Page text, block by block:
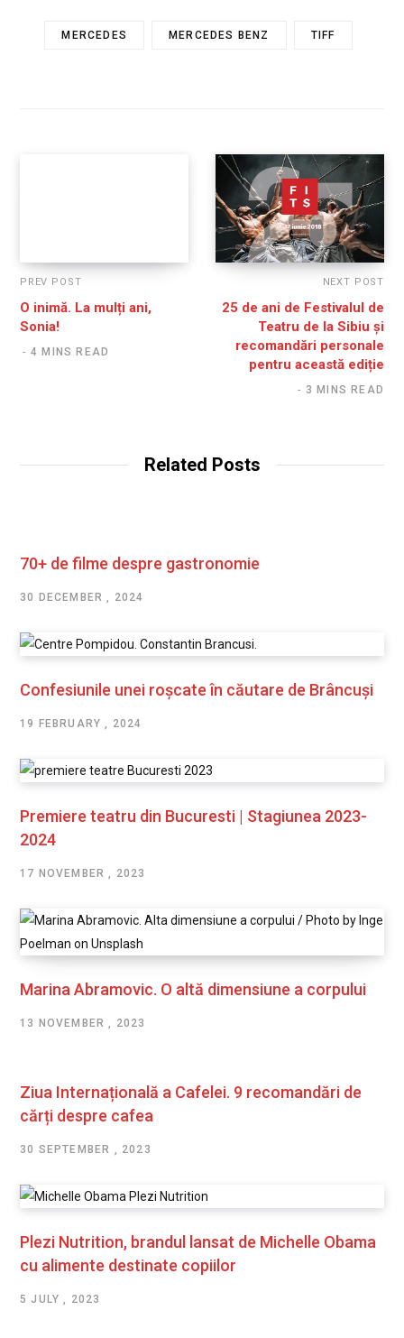
MERCEDES MERCEDES BENZ TIFF
PREV POST
O inimă. La mulți ani,
Sonia!
4 MINS READ
NEXT POST
25 de ani de Festivalul de
Teatru de la Sibiu și
recomandări personale
pentru această ediție
3 MINS READ
Related Posts
70+ de filme despre gastronomie
30 DECEMBER , 2024
Confesiunile unei roșcate în căutare de Brâncuși
19 FEBRUARY , 2024
Premiere teatru din Bucuresti | Stagiunea 2023-
2024
17 NOVEMBER , 2023
Marina Abramovic. O altă dimensiune a corpului
13 NOVEMBER , 2023
Ziua Internațională a Cafelei. 9 recomandări de
cărți despre cafea
30 SEPTEMBER , 2023
Plezi Nutrition, brandul lansat de Michelle Obama
cu alimente destinate copiilor
5 JULY , 2023